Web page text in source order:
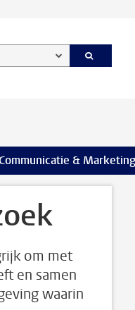
Onderzoek pagina’s& Marketing
om met
en samen
waarin